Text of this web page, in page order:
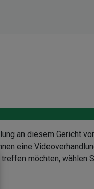
an diesem Gericht
eine
möchten, wählen